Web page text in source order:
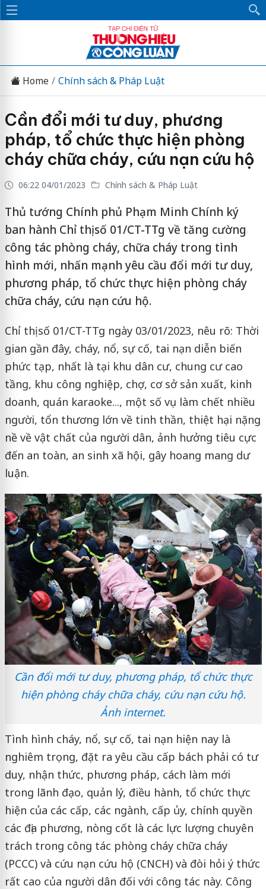
Home Chính sách & Pháp Luật
Cần đổi mới tư duy, phương
pháp, tổ chức thực hiện phòng
cháy chữa cháy, cứu nạn cứu hộ
06:22 04/01/2023 Chính sách & Pháp Luật
Thủ tướng Chính phủ Phạm Minh Chính ký
ban hành Chỉ thị số 01/CT-TTg về tăng cường
công tác phòng cháy, chữa cháy trong tình
hình mới, nhấn mạnh yêu cầu đổi mới tư duy,
phương pháp, tổ chức thực hiện phòng cháy
chữa cháy, cứu nạn cứu hộ.
Chỉ thị số 01/CT-TTg ngày 03/01/2023, nêu rõ: Thời
gian gần đây, cháy, nổ, sự cố, tai nạn diễn biến
phức tạp, nhất là tại khu dân cư, chung cư cao
tầng, khu công nghiệp, chợ, cơ sở sản xuất, kinh
doanh, quán karaoke..., một số vụ làm chết nhiều
người, tổn thương lớn về tinh thần, thiệt hại nặng
nề về vật chất của người dân, ảnh hưởng tiêu cực
đến an toàn, an sinh xã hội, gây hoang mang dư
luận.
Cần đổi mới tư duy, phương pháp, tổ chức thực
hiện phòng cháy chữa cháy, cứu nạn cứu hộ.
Ảnh internet.
Tình hình cháy, nổ, sự cố, tai nạn hiện nay là
nghiêm trọng, đặt ra yêu cầu cấp bách phải có tư
duy, nhận thức, phương pháp, cách làm mới
trong lãnh đạo, quản lý, điều hành, tổ chức thực
hiện của các cấp, các ngành, cấp ủy, chính quyền
các địa phương, nòng cốt là các lực lượng chuyên
trách trong công tác phòng cháy chữa cháy
(PCCC) và cứu nạn cứu hộ (CNCH) và đòi hỏi ý thức
rất cao của người dân đối với công tác này. Công